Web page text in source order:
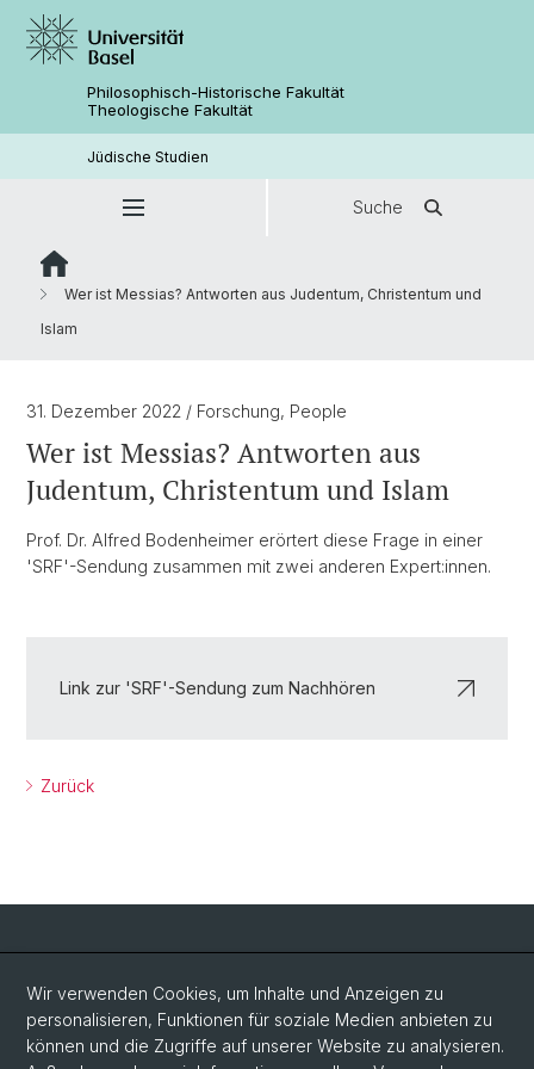
Philosophisch-Historische Fakultät
Theologische Fakultät
Jüdische Studien
Suche
Wer ist Messias? Antworten aus Judentum, Christentum und
Islam
31. Dezember 2022 / Forschung, People
Wer ist Messias? Antworten aus
Judentum, Christentum und Islam
Prof. Dr. Alfred Bodenheimer erörtert diese Frage in einer
'SRF'-Sendung zusammen mit zwei anderen Expert:innen.
Link zur 'SRF'-Sendung zum Nachhören
Zurück
Social Media
Facebook
Wir verwenden Cookies, um Inhalte und Anzeigen zu
personalisieren, Funktionen für soziale Medien anbieten zu
können und die Zugriffe auf unserer Website zu analysieren.